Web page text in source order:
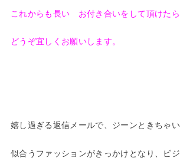
これからも長い お付き合いをして頂けたら
どうぞ宜しくお願いします。
嬉し過ぎる返信メールで、ジーンときちゃい
似合うファッションがきっかけとなり、ビ